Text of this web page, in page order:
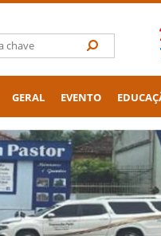
GERAL EVENTO